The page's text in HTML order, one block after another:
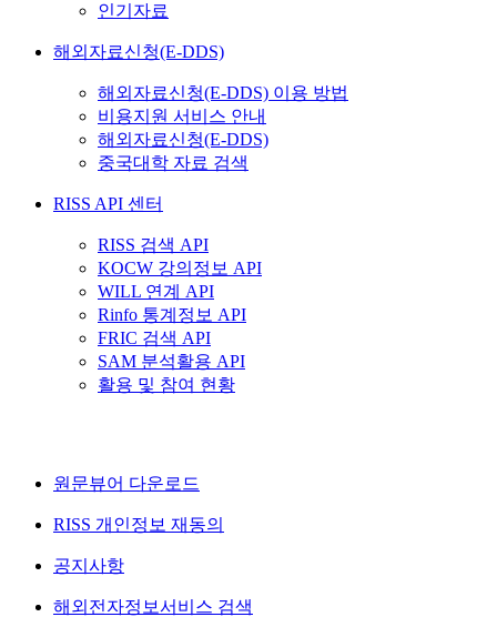
인기자료
해외자료신청(E-DDS)
해외자료신청(E-DDS) 이용 방법
비용지원 서비스 안내
해외자료신청(E-DDS)
중국대학 자료 검색
RISS API 센터
RISS 검색 API
KOCW 강의정보 API
WILL 연계 API
Rinfo 통계정보 API
FRIC 검색 API
SAM 분석활용 API
활용 및 참여 현황
원문뷰어 다운로드
RISS 개인정보 재동의
공지사항
해외전자정보서비스 검색